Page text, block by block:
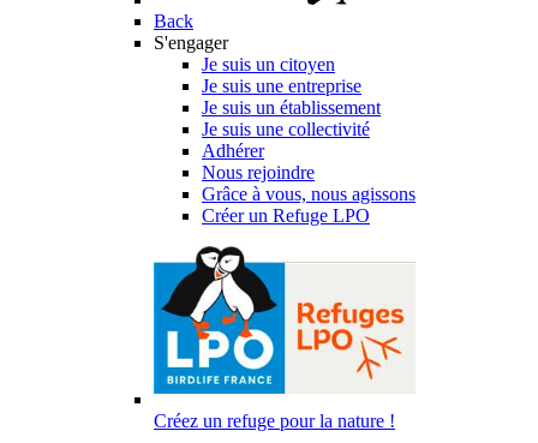
Back
S'engager
Je suis un citoyen
Je suis une entreprise
Je suis un établissement
Je suis une collectivité
Adhérer
Nous rejoindre
Grâce à vous, nous agissons
Créer un Refuge LPO
Créez un refuge pour la nature !